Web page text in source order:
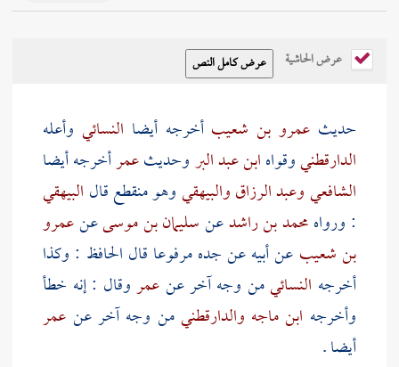
عرض الحاشية
حديثعمرو بن شعيبأخرجه أيضا النسائي وأعله
الدارقطنيوقواهابن عبد البروحديثعمرأخرجه أيضا
الشافعيوعبد الرزاقوالبيهقيوهو منقطع قال البيهقي
: ورواهمحمد بن راشدعنسليمان بن موسىعنعمرو
بن شعيب عن أبيه عن جده مرفوعا قال الحافظ : وكذا
أخرجه النسائيمن وجه آخر عنعمروقال : إنه خطأ
وأخرجه ابن ماجه والدارقطنيمن وجه آخر عن عمر
أيضا .